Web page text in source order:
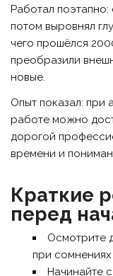
Работал поэтапно:
потом выровнял
чего прошёлся
преобразили
новые.
Опыт показал: при
работе можно
дорогой
времени и
Краткие
перед
Осмотрите
при сомнениях
Начинайте